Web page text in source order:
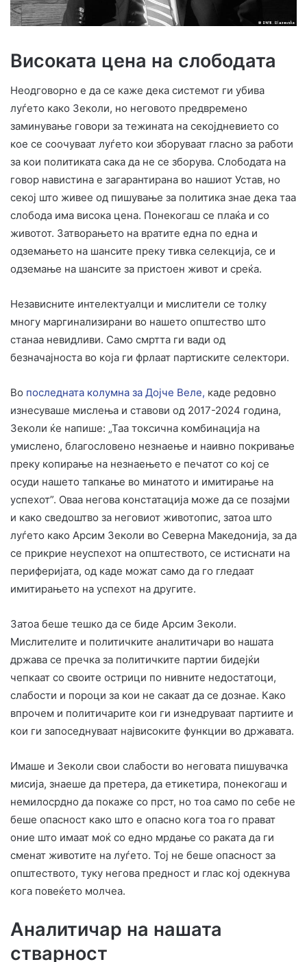
Високата цена на слободата
Неодговорно е да се каже дека системот ги убива
луѓето како Зеколи, но неговото предвремено
заминување говори за тежината на секојдневието со
кое се соочуваат луѓето кои зборуваат гласно за работи
за кои политиката сака да не се зборува. Слободата на
говор навистина е загарантирана во нашиот Устав, но
секој што живее од пишување за политика знае дека таа
слобода има висока цена. Понекогаш се плаќа и со
животот. Затворањето на вратите една по една и
одземањето на шансите преку тивка селекција, се и
одземање на шансите за пристоен живот и среќа.
Независните интелектуалци и мислители се толку
многу маргинализирани во нашето општество што
станаа невидливи. Само смртта ги вади од
безначајноста во која ги фрлаат партиските селектори.
Во последната колумна за Дојче Веле, каде редовно
изнесуваше мислења и ставови од 2017-2024 година,
Зеколи ќе напише: „Таа токсична комбинација на
умислено, благословено незнаење и наивно покривање
преку копирање на незнаењето е печатот со кој се
осуди нашето тапкање во минатото и имитирање на
успехот”. Оваа негова констатација може да се позајми
и како сведоштво за неговиот животопис, затоа што
луѓето како Арсим Зеколи во Северна Македонија, за да
се прикрие неуспехот на општеството, се истиснати на
периферијата, од каде можат само да го гледаат
имитирањето на успехот на другите.
Затоа беше тешко да се биде Арсим Зеколи.
Мислителите и политичките аналитичари во нашата
држава се пречка за политичките партии бидејќи
чепкаат со своите острици по нивните недостатоци,
слабости и пороци за кои не сакаат да се дознае. Како
впрочем и политичарите кои ги изнедруваат партиите и
кои ги запоседнуваат највисоките функции во државата.
Имаше и Зеколи свои слабости во неговата пишувачка
мисија, знаеше да претера, да етикетира, понекогаш и
немилосрдно да покаже со прст, но тоа само по себе не
беше опасност како што е опасно кога тоа го прават
оние што имаат моќ со едно мрдање со раката да ги
сменат животите на луѓето. Тој не беше опасност за
општеството, туку негова предност и глас кој одекнува
кога повеќето молчеа.
Аналитичар на нашата
стварност